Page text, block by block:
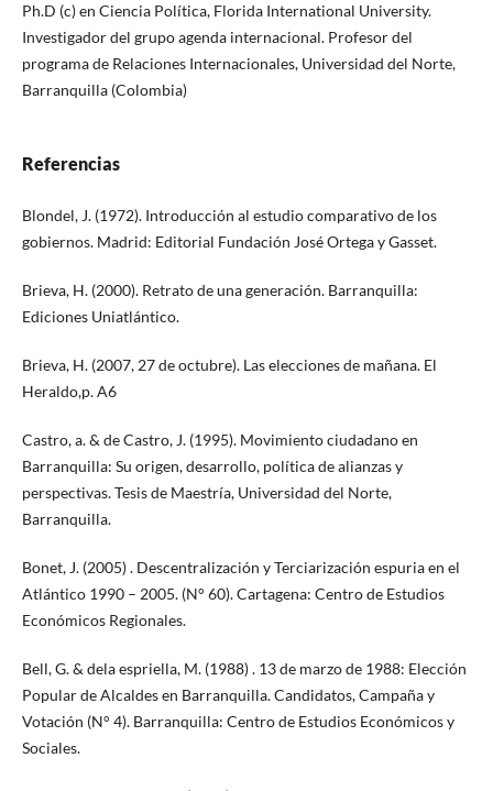
Ph.D (c) en Ciencia Política, Florida International University.
Investigador del grupo agenda internacional. Profesor del
programa de Relaciones Internacionales, Universidad del Norte,
Barranquilla (Colombia)
Referencias
Blondel, J. (1972). Introducción al estudio comparativo de los
gobiernos. Madrid: Editorial Fundación José Ortega y Gasset.
Brieva, H. (2000). Retrato de una generación. Barranquilla:
Ediciones Uniatlántico.
Brieva, H. (2007, 27 de octubre). Las elecciones de mañana. El
Heraldo,p. A6
Castro, a. & de Castro, J. (1995). Movimiento ciudadano en
Barranquilla: Su origen, desarrollo, política de alianzas y
perspectivas. Tesis de Maestría, Universidad del Norte,
Barranquilla.
Bonet, J. (2005) . Descentralización y Terciarización espuria en el
Atlántico 1990 – 2005. (N° 60). Cartagena: Centro de Estudios
Económicos Regionales.
Bell, G. & dela espriella, M. (1988) . 13 de marzo de 1988: Elección
Popular de Alcaldes en Barranquilla. Candidatos, Campaña y
Votación (N° 4). Barranquilla: Centro de Estudios Económicos y
Sociales.